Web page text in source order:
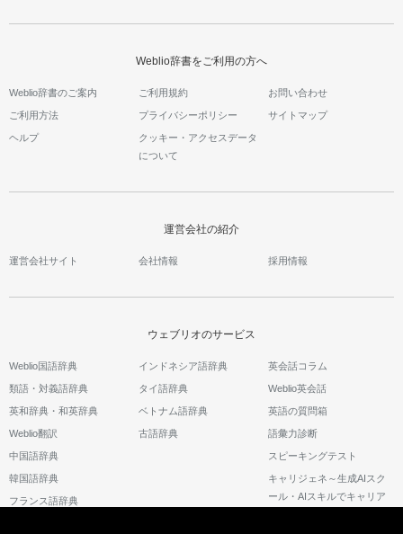
Weblio辞書をご利用の方へ
Weblio辞書のご案内 ご利用規約 お問い合わせ
ご利用方法 プライバシーポリシー サイトマップ
ヘルプ
クッキー・アクセスデータ
について
運営会社の紹介
運営会社サイト 会社情報 採用情報
ウェブリオのサービス
Weblio国語辞典
類語・対義語辞典
英和辞典・和英辞典
Weblio翻訳
中国語辞典
韓国語辞典
フランス語辞典
インドネシア語辞典
タイ語辞典
ベトナム語辞典
古語辞典
英会話コラム
Weblio英会話
英語の質問箱
語彙力診断
スピーキングテスト
キャリジェネ～生成AIスク
ール・AIスキルでキャリア